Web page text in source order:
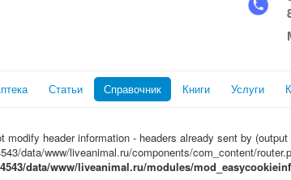
Статьи Справочник Книги Услуги
modify header information - headers already sent by
data/www/liveanimal.ru/components/com_content/
data/www/liveanimal.ru/modules/